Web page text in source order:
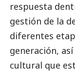
respuesta
gestión de la
diferentes
generación,
cultural que